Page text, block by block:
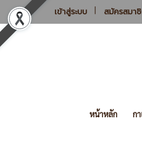
เข้าสู่ระบบ สมัครสมา
หน้าหลัก ก